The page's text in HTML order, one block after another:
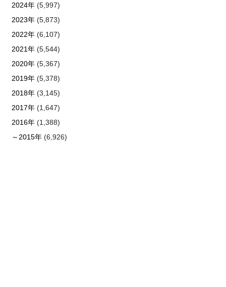
2024年(5,997)
2023年(5,873)
2022年(6,107)
2021年(5,544)
2020年(5,367)
2019年(5,378)
2018年(3,145)
2017年(1,647)
2016年(1,388)
～2015年(6,926)